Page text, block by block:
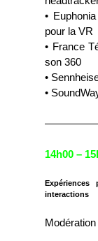
•
pour la VR
• France
son 360
•
•
14h00 –
interactions